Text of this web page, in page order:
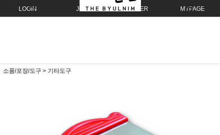
LOGIN JOIN ORDER MYPAGE
소품/포장/도구 > 기타도구